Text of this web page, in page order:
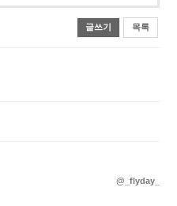
글쓰기 목록
@_flyday_